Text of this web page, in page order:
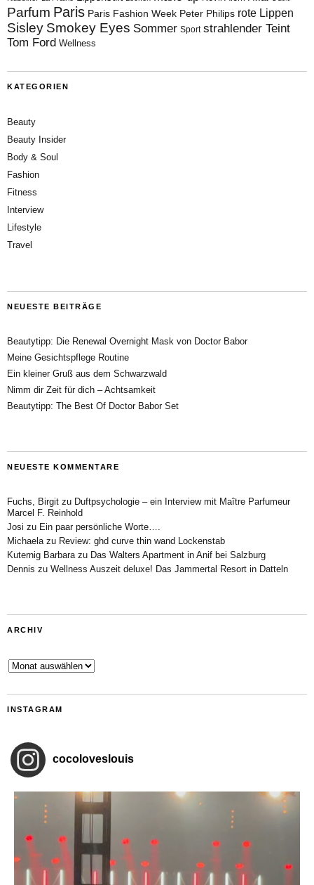
Parfum Paris Paris Fashion Week Peter Philips rote Lippen
Sisley Smokey Eyes Sommer Sport strahlender Teint
Tom Ford Wellness
KATEGORIEN
Beauty
Beauty Insider
Body & Soul
Fashion
Fitness
Interview
Lifestyle
Travel
NEUESTE BEITRÄGE
Beautytipp: Die Renewal Overnight Mask von Doctor Babor
Meine Gesichtspflege Routine
Ein kleiner Gruß aus dem Schwarzwald
Nimm dir Zeit für dich – Achtsamkeit
Beautytipp: The Best Of Doctor Babor Set
NEUESTE KOMMENTARE
Fuchs, Birgit zu Duftpsychologie – ein Interview mit Maître Parfumeur
Marcel F. Reinhold
Josi zu Ein paar persönliche Worte….
Michaela zu Review: ghd curve thin wand Lockenstab
Kuternig Barbara zu Das Walters Apartment in Anif bei Salzburg
Dennis zu Wellness Auszeit deluxe! Das Jammertal Resort in Datteln
ARCHIV
Archiv
INSTAGRAM
cocoloveslouis